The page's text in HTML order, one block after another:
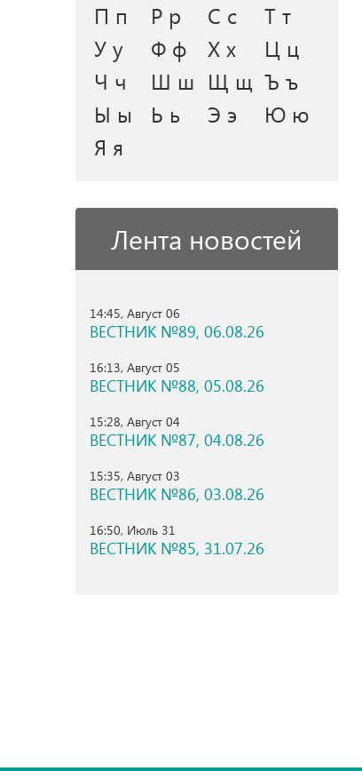
П п
Р р С с
Т т
У у
Ф ф Х х
Ц ц
Ч ч
Ш ш Щ щ Ъ ъ
Ы ы
Ь ь Э э
Ю ю
Я я
Лента новостей
14:45, Август 06
ВЕСТНИК №89, 06.08.26
16:13, Август 05
ВЕСТНИК №88, 05.08.26
15:28, Август 04
ВЕСТНИК №87, 04.08.26
15:35, Август 03
ВЕСТНИК №86, 03.08.26
16:50, Июль 31
ВЕСТНИК №85, 31.07.26